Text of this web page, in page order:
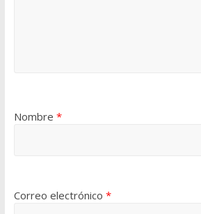
Nombre *
Correo electrónico *